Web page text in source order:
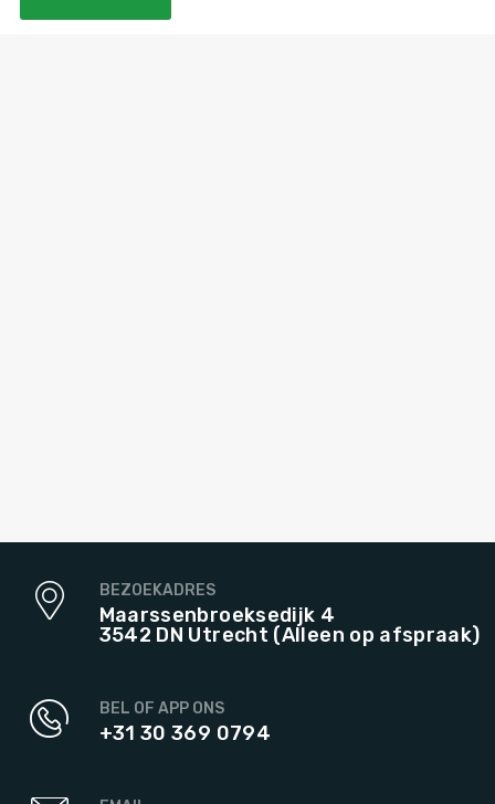
BEZOEKADRES
Maarssenbroeksedijk 4
3542 DN Utrecht (Alleen op afspraak)
BEL OF APP ONS
+31 30 369 0794